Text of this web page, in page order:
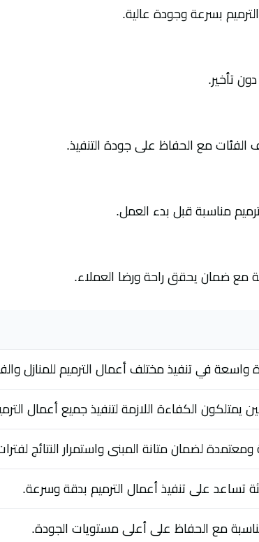
بسرعة وجودة عالية.
تأخير.
الفئات مع الحفاظ على جودة التنفيذ.
مناسبة قبل بدء العمل.
مع ضمان يحقق راحة ورضا العملاء.
واسعة في تنفيذ مختلف أعمال الترميم للمنازل
الكفاءة اللازمة لتنفيذ جميع أعمال
لضمان متانة المبنى واستمرار النتائج
تساعد على تنفيذ أعمال الترميم بدقة وسرعة.
مع الحفاظ على أعلى مستويات الجودة.